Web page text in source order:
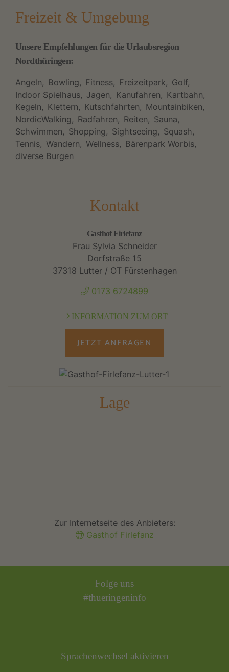
Freizeit & Umgebung
Unsere Empfehlungen für die Urlaubsregion
Nordthüringen:
Angeln Bowling Fitness Freizeitpark
Golf
Indoor Spielhaus
Jagen Kanufahren
Kartbahn
Kegeln
Klettern Kutschfahrten
Mountainbiken
NordicWalking
Radfahren Reiten
Sauna
Schwimmen
Shopping Sightseeing
Squash
Tennis Wandern Wellness
Bärenpark Worbis,
diverse Burgen
Kontakt
Gasthof Firlefanz
Frau Sylvia Schneider
Dorfstraße 15
37318 Lutter / OT Fürstenhagen
0173 6724899
INFORMATION ZUM ORT
JETZT ANFRAGEN
Lage
Zur Internetseite des Anbieters:
Gasthof Firlefanz
Folge uns
#thueringeninfo
Sprachenwechsel aktivieren